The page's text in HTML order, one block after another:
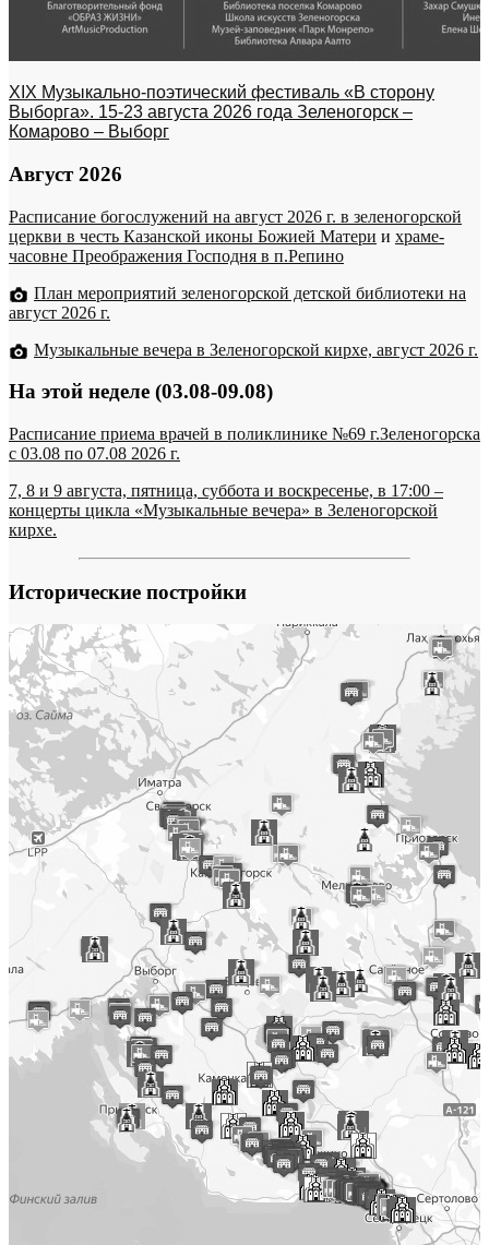
XIX Музыкально-поэтический фестиваль «В сторону
Выборга». 15-23 августа 2026 года Зеленогорск –
Комарово – Выборг
Август 2026
Расписание богослужений на август 2026 г. в зеленогорской
церкви в честь Казанской иконы Божией Матери и храме-
часовне Преображения Господня в п.Репино
План мероприятий зеленогорской детской библиотеки на
август 2026 г.
Музыкальные вечера в Зеленогорской кирхе, август 2026 г.
На этой неделе (03.08-09.08)
Расписание приема врачей в поликлинике №69 г.Зеленогорска
c 03.08 по 07.08 2026 г.
7, 8 и 9 августа, пятница, суббота и воскресенье, в 17:00 –
концерты цикла «Музыкальные вечера» в Зеленогорской
кирхе.
Исторические постройки